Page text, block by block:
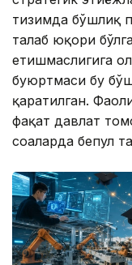
тизимда бўшлиқ
талаб юқори
етишмаслигига
буюртмаси бу
қаратилган.
фақат давлат
соҳаларда бепул